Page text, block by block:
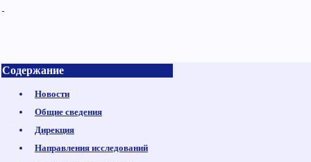
Содержание
Новости
Общие сведения
Дирекция
Направления исследований